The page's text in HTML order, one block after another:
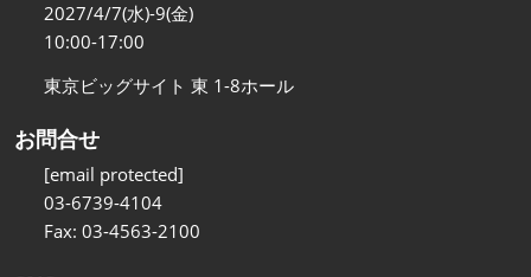
2027/4/7(水)-9(金)
10:00-17:00
東京ビッグサイト 東 1-8ホール
お問合せ
[email protected]
03-6739-4104
Fax: 03-4563-2100